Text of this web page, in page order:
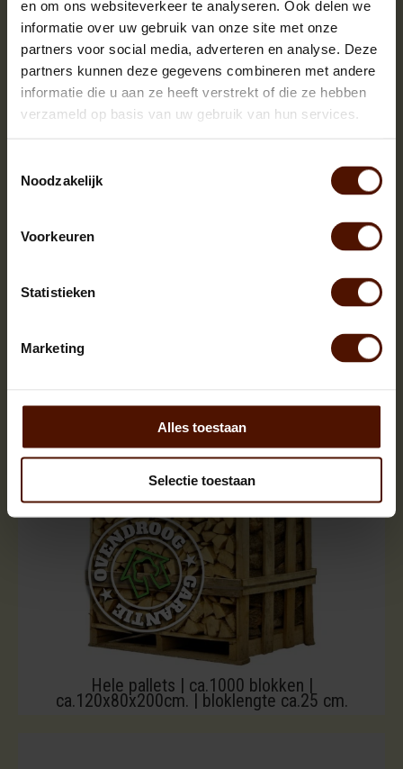
en om ons websiteverkeer te analyseren. Ook delen we
informatie over uw gebruik van onze site met onze
partners voor social media, adverteren en analyse. Deze
partners kunnen deze gegevens combineren met andere
informatie die u aan ze heeft verstrekt of die ze hebben
verzameld op basis van uw gebruik van hun services.
Noodzakelijk
Voorkeuren
Statistieken
Marketing
Alles toestaan
Selectie toestaan
Hele pallets | ca.1000 blokken |
ca.120x80x200cm. | bloklengte ca.25 cm.